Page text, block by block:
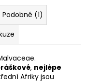
Podobné (1)
, nejlépe
Afriky jsou